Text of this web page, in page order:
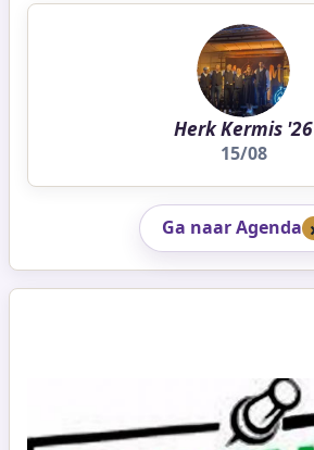
Herk Kermis '26
15/08
Ga naar Agenda